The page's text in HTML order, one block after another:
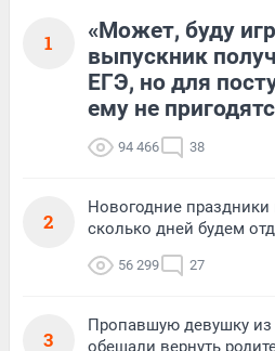
1
«Может, буду
выпускник
ЕГЭ, но для
ему не
94 466 38
2
Новогодние праздники
сколько дней будем
56 299 27
3
Пропавшую девушку из
обещали вернуть